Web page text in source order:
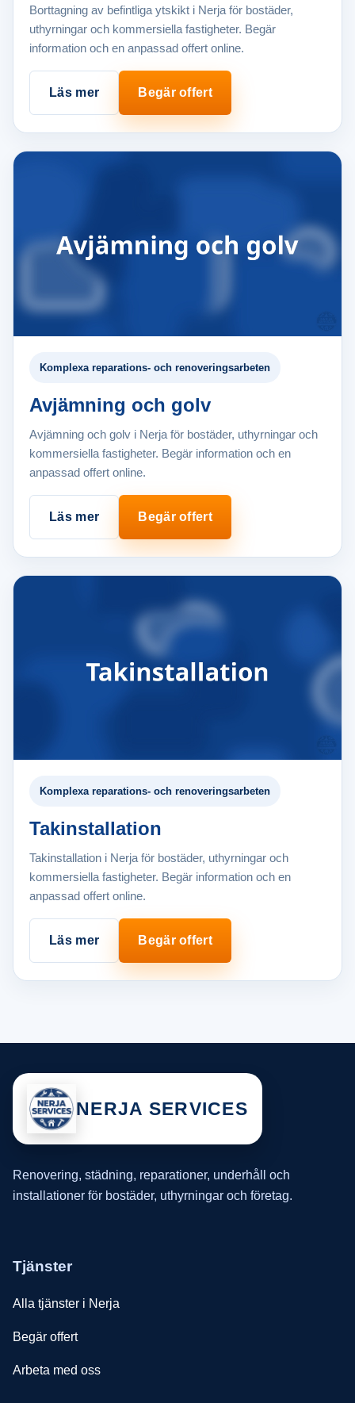
Borttagning av befintliga ytskikt i Nerja för bostäder,
uthyrningar och kommersiella fastigheter. Begär
information och en anpassad offert online.
Läs mer Begär offert
Komplexa reparations- och renoveringsarbeten
Avjämning och golv
Avjämning och golv i Nerja för bostäder, uthyrningar och
kommersiella fastigheter. Begär information och en
anpassad offert online.
Läs mer Begär offert
Komplexa reparations- och renoveringsarbeten
Takinstallation
Takinstallation i Nerja för bostäder, uthyrningar och
kommersiella fastigheter. Begär information och en
anpassad offert online.
Läs mer Begär offert
NERJA SERVICES
Renovering, städning, reparationer, underhåll och
installationer för bostäder, uthyrningar och företag.
Tjänster
Alla tjänster i Nerja
Begär offert
Arbeta med oss